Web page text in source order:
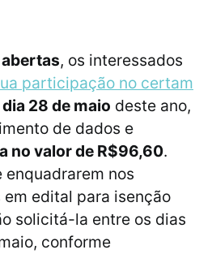
, os interessados
participação no certam
28 de maio deste ano,
de dados e
no valor de R$96,60.
enquadrarem nos
edital para isenção
solicitá-la entre os dias
conforme